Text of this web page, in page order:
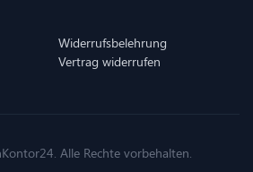
Widerrufsbelehrung
Vertrag widerrufen
Alle Rechte vorbehalten.